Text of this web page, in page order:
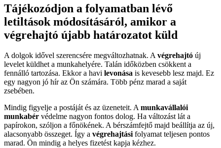
Tájékozódjon a folyamatban lévő
letiltások módosításáról, amikor a
végrehajtó újabb határozatot küld
A dolgok idővel szerencsére megváltozhatnak. Avégrehajtó új
levelet küldhet a munkahelyére. Talán időközben csökkent a
fennálló tartozása. Ekkor a havi levonása is kevesebb lesz majd. Ez
egy nagyon jó hír az Ön számára. Több pénz marad a saját
zsebében.
Mindig figyelje a postáját és az üzeneteit. Amunkavállalói
munkabér védelme nagyon fontos dolog. Ha változást lát a
papírokon, szóljon a főnökének. A bérszámfejtő majd beállítja az új,
alacsonyabb összeget. Így a végrehajtásifolyamat teljesen pontos
marad. Ön mindig a helyes fizetést kapja kézhez.